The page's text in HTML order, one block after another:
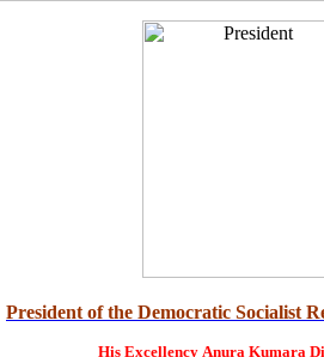
President of the Democratic Socialist
His Excellency Anura Kumara